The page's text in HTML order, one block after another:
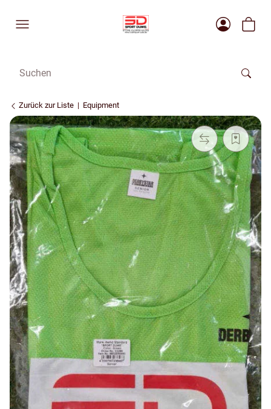
Zurück zur Liste Equipment